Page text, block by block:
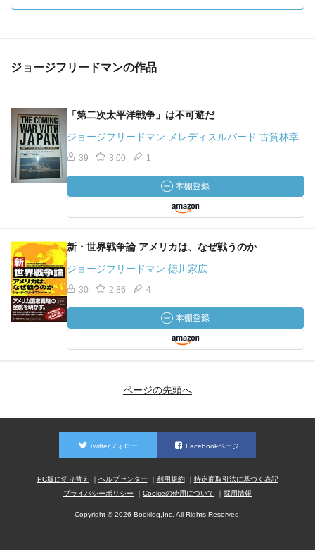
ジョージフリードマンの作品
「第二次太平洋戦争」は不可避だ
ジョージフリードマン メレディスルバード 古賀林幸
39 3.00 1
新・世界戦争論 アメリカは、なぜ戦うのか
ジョージフリードマン 徳川家広
30 2.86 4
ページの先頭へ
Twitterフォロー Facebookページ
PC版に切り替え ヘルプセンター 利用規約
特定商取引法に基づく表記
プライバシーポリシー
Cookieの使用について 採用情報
Copyright © 2026 Booklog,Inc. All Rights Reserved.